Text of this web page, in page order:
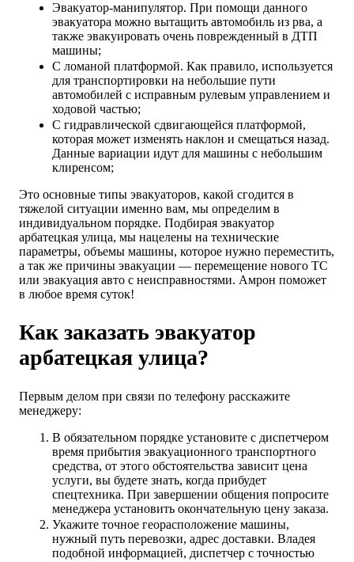
Эвакуатор-манипулятор. При помощи данного
эвакуатора можно вытащить автомобиль из рва, а
также эвакуировать очень поврежденный в ДТП
машины;
С ломаной платформой. Как правило, используется
для транспортировки на небольшие пути
автомобилей с исправным рулевым управлением и
ходовой частью;
С гидравлической сдвигающейся платформой,
которая может изменять наклон и смещаться назад.
Данные вариации идут для машины с небольшим
клиренсом;
Это основные типы эвакуаторов, какой сгодится в
тяжелой ситуации именно вам, мы определим в
индивидуальном порядке. Подбирая эвакуатор
арбатецкая улица, мы нацелены на технические
параметры, объемы машины, которое нужно переместить,
а так же причины эвакуации — перемещение нового ТС
или эвакуация авто с неисправностями. Амрон поможет
в любое время суток!
Как заказать эвакуатор
арбатецкая улица?
Первым делом при связи по телефону расскажите
менеджеру:
В обязательном порядке установите с диспетчером
время прибытия эвакуационного транспортного
средства, от этого обстоятельства зависит цена
услуги, вы будете знать, когда прибудет
спецтехника. При завершении общения попросите
менеджера установить окончательную цену заказа.
Укажите точное георасположение машины,
нужный путь перевозки, адрес доставки. Владея
подобной информацией, диспетчер с точностью